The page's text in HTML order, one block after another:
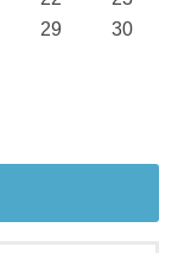
29
30